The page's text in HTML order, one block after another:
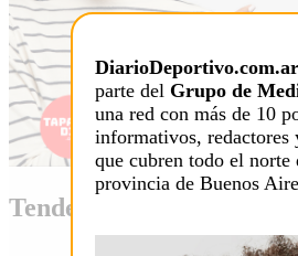
DiarioDeportivo.com.ar
parte del Grupo de
una red con más de 10
informativos, redactores
que cubren todo el norte
provincia de Buenos
Tendencia